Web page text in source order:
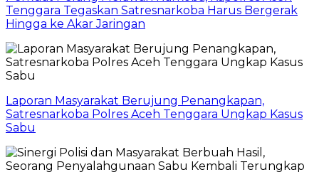
Tenggara Tegaskan Satresnarkoba Harus Bergerak
Hingga ke Akar Jaringan
Laporan Masyarakat Berujung Penangkapan,
Satresnarkoba Polres Aceh Tenggara Ungkap Kasus
Sabu